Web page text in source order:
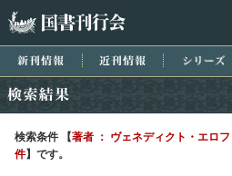
新刊情報 近刊情報
検索条件 【著者 ： ヴェネディクト・エロ
件】です。